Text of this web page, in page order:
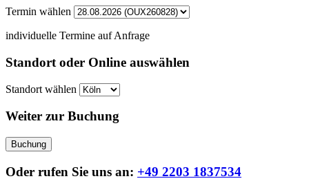
Termin wählen
individuelle Termine auf Anfrage
Standort oder Online auswählen
Standort wählen
Weiter zur Buchung
Buchung
Oder rufen Sie uns an: +49 2203 1837534